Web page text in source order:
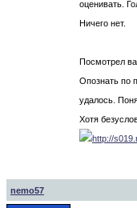
оценивать.
Ничего нет.
Посмотрел
Опознать по
удалось.
Хотя
nemo57